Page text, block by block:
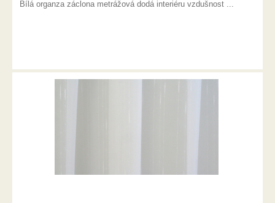
Bílá organza záclona metrážová dodá interiéru vzdušnost ...